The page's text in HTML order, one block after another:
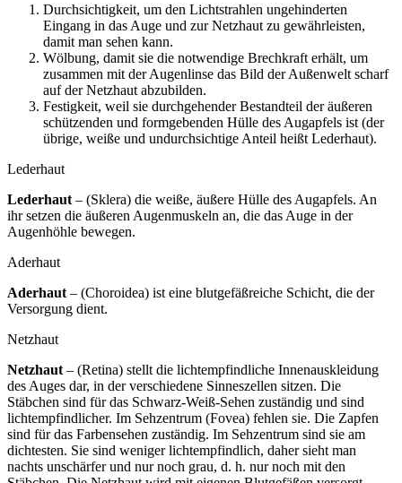
Durchsichtigkeit, um den Lichtstrahlen ungehinderten
Eingang in das Auge und zur Netzhaut zu gewährleisten,
damit man sehen kann.
Wölbung, damit sie die notwendige Brechkraft erhält, um
zusammen mit der Augenlinse das Bild der Außenwelt scharf
auf der Netzhaut abzubilden.
Festigkeit, weil sie durchgehender Bestandteil der äußeren
schützenden und formgebenden Hülle des Augapfels ist (der
übrige, weiße und undurchsichtige Anteil heißt Lederhaut).
Lederhaut
Lederhaut – (Sklera) die weiße, äußere Hülle des Augapfels. An
ihr setzen die äußeren Augenmuskeln an, die das Auge in der
Augenhöhle bewegen.
Aderhaut
Aderhaut – (Choroidea) ist eine blutgefäßreiche Schicht, die der
Versorgung dient.
Netzhaut
Netzhaut – (Retina) stellt die lichtempfindliche Innenauskleidung
des Auges dar, in der verschiedene Sinneszellen sitzen. Die
Stäbchen sind für das Schwarz-Weiß-Sehen zuständig und sind
lichtempfindlicher. Im Sehzentrum (Fovea) fehlen sie. Die Zapfen
sind für das Farbensehen zuständig. Im Sehzentrum sind sie am
dichtesten. Sie sind weniger lichtempfindlich, daher sieht man
nachts unschärfer und nur noch grau, d. h. nur noch mit den